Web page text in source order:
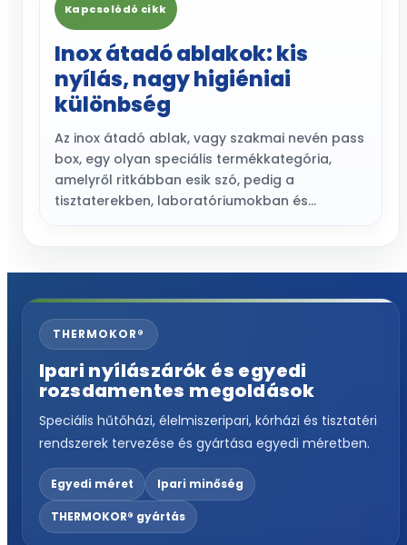
Kapcsolódó cikk
Inox átadó ablakok: kis
nyílás, nagy higiéniai
különbség
Az inox átadó ablak, vagy szakmai nevén pass
box, egy olyan speciális termékkategória,
amelyről ritkábban esik szó, pedig a
tisztaterekben, laboratóriumokban és…
THERMOKOR®
Ipari nyílászárók és egyedi
rozsdamentes megoldások
Speciális hűtőházi, élelmiszeripari, kórházi és tisztatéri
rendszerek tervezése és gyártása egyedi méretben.
Egyedi méret Ipari minőség
THERMOKOR® gyártás